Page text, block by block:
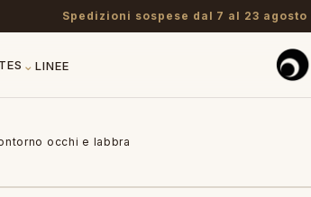
Spedizioni sospese dal 7 al 23 agosto
⌄LINEE
occhi e labbra